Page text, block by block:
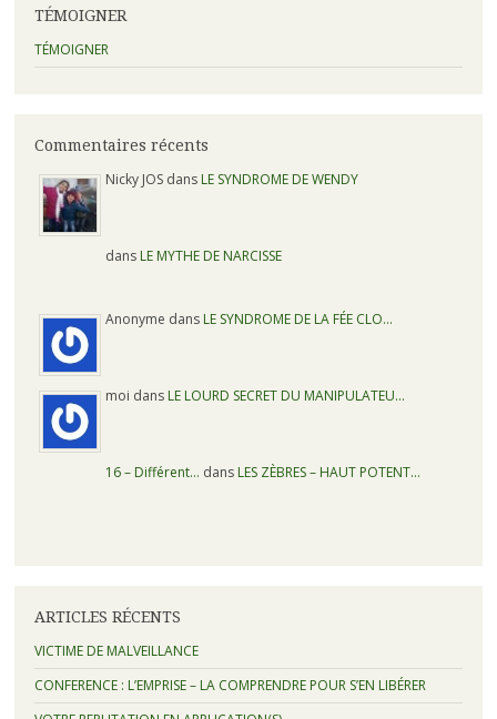
TÉMOIGNER
TÉMOIGNER
Commentaires récents
Nicky JOS dans LE SYNDROME DE WENDY
dans LE MYTHE DE NARCISSE
Anonyme dans LE SYNDROME DE LA FÉE CLO…
moi dans LE LOURD SECRET DU MANIPULATEU…
16 – Différent… dans LES ZÈBRES – HAUT POTENT…
ARTICLES RÉCENTS
VICTIME DE MALVEILLANCE
CONFERENCE : L’EMPRISE – LA COMPRENDRE POUR S’EN LIBÉRER